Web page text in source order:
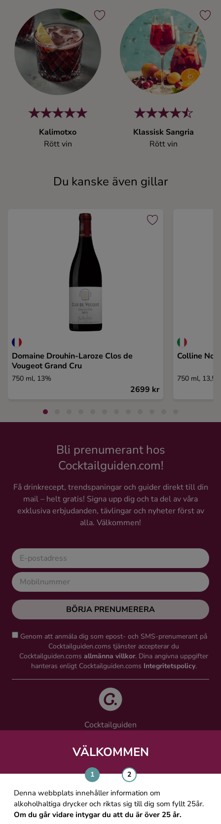
VÄLKOMMEN
Denna webbplats innehåller information om
alkoholhaltiga drycker och riktas sig till dig som fyllt 25år.
Om du går vidare intygar du att du är över 25 år.
Kalimotxo
Rött vin
Klassisk Sangria
Rött vin
Du kanske även gillar
Domaine Drouhin-Laroze Clos de
Vougeot Grand Cru
750 ml, 13%
2699 kr
Colline
750 ml,
Bli prenumerant hos
Cocktailguiden.com!
Få drinkrecept, trendspaningar och guider direkt till din
mail – helt gratis! Signa upp dig och ta del av våra
exklusiva erbjudanden, tävlingar och nyheter först av
alla. Välkommen!
BÖRJA PRENUMERERA
Genom att anmäla dig som epost- och SMS-prenumerant på
Cocktailguiden.coms tjänster accepterar du
Cocktailguiden.coms allmänna villkor. Dina angivna uppgifter
hanteras enligt Cocktailguiden.coms Integritetspolicy.
Cocktailguiden
Västra Järnvägsgatan 21, 111 64 Stockholm